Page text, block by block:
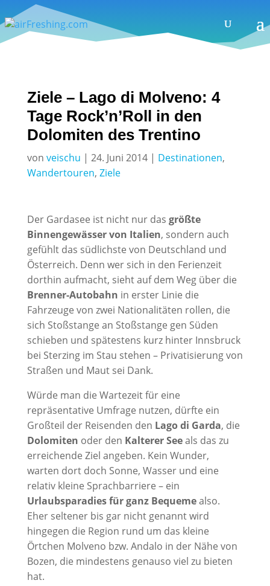
Ziele – Lago di Molveno: 4
Tage Rock’n’Roll in den
Dolomiten des Trentino
von veischu | 24. Juni 2014| Destinationen,
Wandertouren, Ziele
Der Gardasee ist nicht nur das größte
Binnengewässer von Italien, sondern auch
gefühlt das südlichste von Deutschland und
Österreich. Denn wer sich in den Ferienzeit
dorthin aufmacht, sieht auf dem Weg über die
Brenner-Autobahn in erster Linie die
Fahrzeuge von zwei Nationalitäten rollen, die
sich Stoßstange an Stoßstange gen Süden
schieben und spätestens kurz hinter Innsbruck
bei Sterzing im Stau stehen – Privatisierung von
Straßen und Maut sei Dank.
Würde man die Wartezeit für eine
repräsentative Umfrage nutzen, dürfte ein
Großteil der Reisenden den Lago di Garda, die
Dolomiten oder den Kalterer Seeals das zu
erreichende Ziel angeben. Kein Wunder,
warten dort doch Sonne, Wasser und eine
relativ kleine Sprachbarriere – ein
Urlaubsparadies für ganz Bequemealso.
Eher seltener bis gar nicht genannt wird
hingegen die Region rund um das kleine
Örtchen Molveno bzw. Andalo in der Nähe von
Bozen, die mindestens genauso viel zu bieten
hat.